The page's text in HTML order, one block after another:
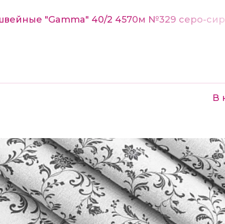
"Gamma" 40/2 4570м №329 серо-
В